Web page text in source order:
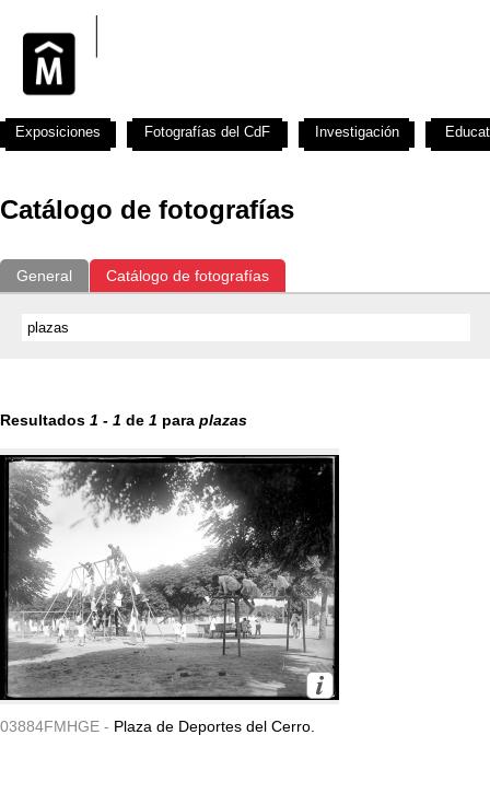
Catálogo de fotografías
General Catálogo de fotografías
Resultados 1 - 1 de 1 para plazas
03884FMHGE - Plaza de Deportes del Cerro.
Exposiciones Fotografías del CdF Investigación